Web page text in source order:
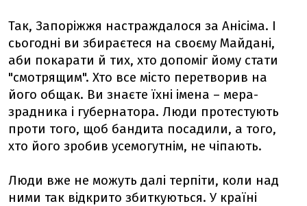
Так, Запоріжжя настраждалося за Анісіма. І
сьогодні ви збираєтеся на своєму Майдані,
аби покарати й тих, хто допоміг йому стати
"смотрящим". Хто все місто перетворив на
його общак. Ви знаєте їхні імена – мера-
зрадника і губернатора. Люди протестують
проти того, щоб бандита посадили, а того,
хто його зробив усемогутнім, не чіпають.
Люди вже не можуть далі терпіти, коли над
ними так відкрито збиткуються. У країні